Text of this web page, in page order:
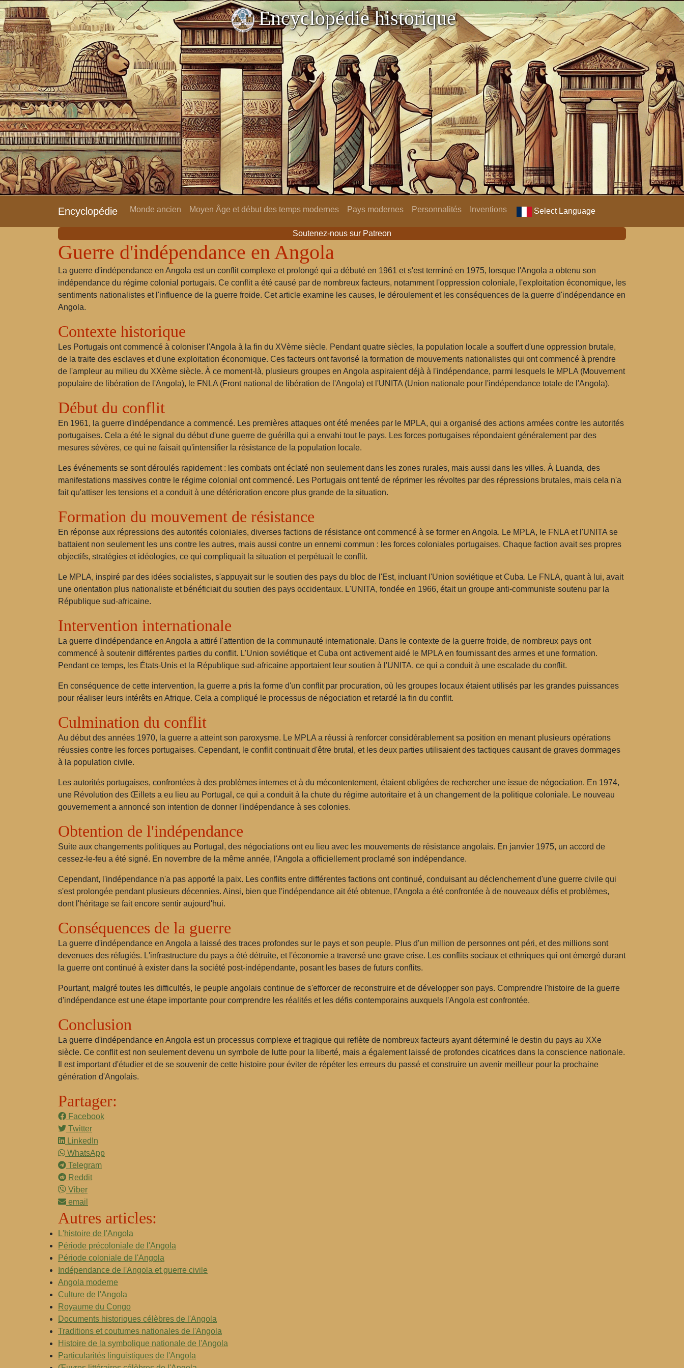
Encyclopédie historique
Encyclopédie Monde ancien Moyen Âge et début des temps modernes Pays modernes Personnalités Inventions Select Language
Soutenez-nous sur Patreon
Guerre d'indépendance en Angola
La guerre d'indépendance en Angola est un conflit complexe et prolongé qui a débuté en 1961 et s'est terminé en 1975, lorsque l'Angola a obtenu son
indépendance du régime colonial portugais. Ce conflit a été causé par de nombreux facteurs, notamment l'oppression coloniale, l'exploitation économique, les
sentiments nationalistes et l'influence de la guerre froide. Cet article examine les causes, le déroulement et les conséquences de la guerre d'indépendance en
Angola.
Contexte historique
Les Portugais ont commencé à coloniser l'Angola à la fin du XVème siècle. Pendant quatre siècles, la population locale a souffert d'une oppression brutale,
de la traite des esclaves et d'une exploitation économique. Ces facteurs ont favorisé la formation de mouvements nationalistes qui ont commencé à prendre
de l'ampleur au milieu du XXème siècle. À ce moment-là, plusieurs groupes en Angola aspiraient déjà à l'indépendance, parmi lesquels le MPLA (Mouvement
populaire de libération de l'Angola), le FNLA (Front national de libération de l'Angola) et l'UNITA (Union nationale pour l'indépendance totale de l'Angola).
Début du conflit
En 1961, la guerre d'indépendance a commencé. Les premières attaques ont été menées par le MPLA, qui a organisé des actions armées contre les autorités
portugaises. Cela a été le signal du début d'une guerre de guérilla qui a envahi tout le pays. Les forces portugaises répondaient généralement par des
mesures sévères, ce qui ne faisait qu'intensifier la résistance de la population locale.
Les événements se sont déroulés rapidement : les combats ont éclaté non seulement dans les zones rurales, mais aussi dans les villes. À Luanda, des
manifestations massives contre le régime colonial ont commencé. Les Portugais ont tenté de réprimer les révoltes par des répressions brutales, mais cela n'a
fait qu'attiser les tensions et a conduit à une détérioration encore plus grande de la situation.
Formation du mouvement de résistance
En réponse aux répressions des autorités coloniales, diverses factions de résistance ont commencé à se former en Angola. Le MPLA, le FNLA et l'UNITA se
battaient non seulement les uns contre les autres, mais aussi contre un ennemi commun : les forces coloniales portugaises. Chaque faction avait ses propres
objectifs, stratégies et idéologies, ce qui compliquait la situation et perpétuait le conflit.
Le MPLA, inspiré par des idées socialistes, s'appuyait sur le soutien des pays du bloc de l'Est, incluant l'Union soviétique et Cuba. Le FNLA, quant à lui, avait
une orientation plus nationaliste et bénéficiait du soutien des pays occidentaux. L'UNITA, fondée en 1966, était un groupe anti-communiste soutenu par la
République sud-africaine.
Intervention internationale
La guerre d'indépendance en Angola a attiré l'attention de la communauté internationale. Dans le contexte de la guerre froide, de nombreux pays ont
commencé à soutenir différentes parties du conflit. L'Union soviétique et Cuba ont activement aidé le MPLA en fournissant des armes et une formation.
Pendant ce temps, les États-Unis et la République sud-africaine apportaient leur soutien à l'UNITA, ce qui a conduit à une escalade du conflit.
En conséquence de cette intervention, la guerre a pris la forme d'un conflit par procuration, où les groupes locaux étaient utilisés par les grandes puissances
pour réaliser leurs intérêts en Afrique. Cela a compliqué le processus de négociation et retardé la fin du conflit.
Culmination du conflit
Au début des années 1970, la guerre a atteint son paroxysme. Le MPLA a réussi à renforcer considérablement sa position en menant plusieurs opérations
réussies contre les forces portugaises. Cependant, le conflit continuait d'être brutal, et les deux parties utilisaient des tactiques causant de graves dommages
à la population civile.
Les autorités portugaises, confrontées à des problèmes internes et à du mécontentement, étaient obligées de rechercher une issue de négociation. En 1974,
une Révolution des Œillets a eu lieu au Portugal, ce qui a conduit à la chute du régime autoritaire et à un changement de la politique coloniale. Le nouveau
gouvernement a annoncé son intention de donner l'indépendance à ses colonies.
Obtention de l'indépendance
Suite aux changements politiques au Portugal, des négociations ont eu lieu avec les mouvements de résistance angolais. En janvier 1975, un accord de
cessez-le-feu a été signé. En novembre de la même année, l'Angola a officiellement proclamé son indépendance.
Cependant, l'indépendance n'a pas apporté la paix. Les conflits entre différentes factions ont continué, conduisant au déclenchement d'une guerre civile qui
s'est prolongée pendant plusieurs décennies. Ainsi, bien que l'indépendance ait été obtenue, l'Angola a été confrontée à de nouveaux défis et problèmes,
dont l'héritage se fait encore sentir aujourd'hui.
Conséquences de la guerre
La guerre d'indépendance en Angola a laissé des traces profondes sur le pays et son peuple. Plus d'un million de personnes ont péri, et des millions sont
devenues des réfugiés. L'infrastructure du pays a été détruite, et l'économie a traversé une grave crise. Les conflits sociaux et ethniques qui ont émergé durant
la guerre ont continué à exister dans la société post-indépendante, posant les bases de futurs conflits.
Pourtant, malgré toutes les difficultés, le peuple angolais continue de s'efforcer de reconstruire et de développer son pays. Comprendre l'histoire de la guerre
d'indépendance est une étape importante pour comprendre les réalités et les défis contemporains auxquels l'Angola est confrontée.
Conclusion
La guerre d'indépendance en Angola est un processus complexe et tragique qui reflète de nombreux facteurs ayant déterminé le destin du pays au XXe
siècle. Ce conflit est non seulement devenu un symbole de lutte pour la liberté, mais a également laissé de profondes cicatrices dans la conscience nationale.
Il est important d'étudier et de se souvenir de cette histoire pour éviter de répéter les erreurs du passé et construire un avenir meilleur pour la prochaine
génération d'Angolais.
Partager:
Facebook
Twitter
LinkedIn
WhatsApp
Telegram
Reddit
Viber
email
Autres articles:
L'histoire de l'Angola
Période précoloniale de l'Angola
Période coloniale de l'Angola
Indépendance de l'Angola et guerre civile
Angola moderne
Culture de l'Angola
Royaume du Congo
Documents historiques célèbres de l'Angola
Traditions et coutumes nationales de l'Angola
Histoire de la symbolique nationale de l'Angola
Particularités linguistiques de l'Angola